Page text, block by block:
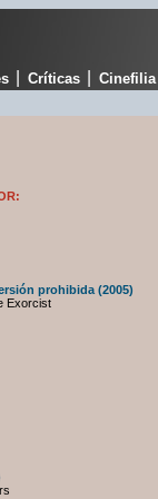
Críticas Cinefilia
prohibida (2005)
Exorcist